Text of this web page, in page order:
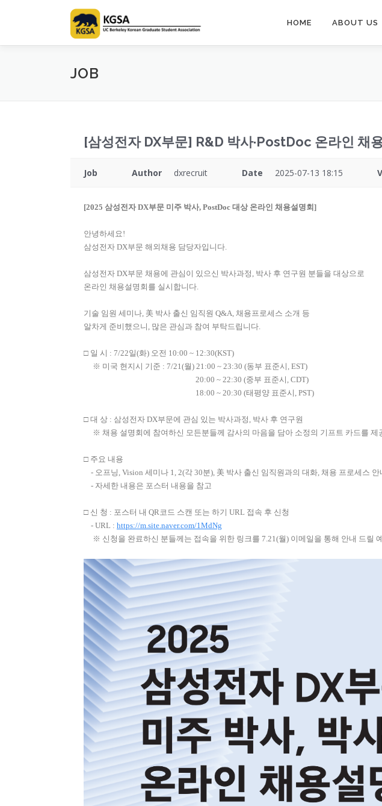
HOME ABOUT US
JOB
[삼성전자 DX부문] R&D 박사·PostDoc 온라인 채
Job Author dxrecruit Date 2025-07-13 18:15
[2025 삼성전자 DX부문 미주 박사, PostDoc 대상 온라인 채용설명회 ]
안녕하세요!
삼성전자 DX부문 해외채용 담당자입니다.
삼성전자 DX부문 채용에 관심이 있으신 박사과정, 박사 후 연구원 분들을 대상으로
온라인 채용설명회를 실시합니다.
기술 임원 세미나, 美 박사 출신 임직원 Q&A, 채용프로세스 소개 등
알차게 준비했으니, 많은 관심과 참여 부탁드립니다.
□ 일 시 : 7/22일(화) 오전 10:00 ~ 12:30(KST)
※ 미국 현지시 기준 : 7/21(월) 21:00 ~ 23:30 (동부 표준시, EST)
20:00 ~ 22:30 (중부 표준시, CDT)
18:00 ~ 20:30 (태평양 표준시, PST)
□ 대 상 : 삼성전자 DX부문에 관심 있는 박사과정, 박사 후 연구원
※ 채용 설명회에 참여하신 모든분들께 감사의 마음을 담아 소정의 기프트 카드를 제
□ 주요 내용
- 오프닝, Vision 세미나 1, 2(각 30분), 美 박사 출신 임직원과의 대화, 채용 프로세스 안
- 자세한 내용은 포스터 내용을 참고
□ 신 청 : 포스터 내 QR코드 스캔 또는 하기 URL 접속 후 신청
- URL : https://m.site.naver.com/1MdNg
※ 신청을 완료하신 분들께는 접속을 위한 링크를 7.21(월) 이메일을 통해 안내 드릴